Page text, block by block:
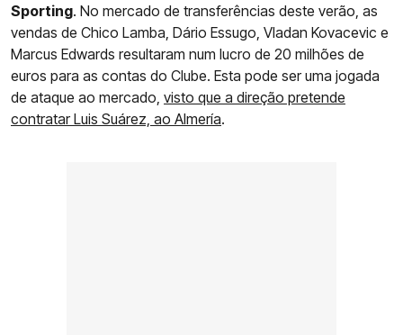
Sporting. No mercado de transferências deste verão, as
vendas de Chico Lamba, Dário Essugo, Vladan Kovacevic e
Marcus Edwards resultaram num lucro de 20 milhões de
euros para as contas do Clube. Esta pode ser uma jogada
de ataque ao mercado, visto que a direção pretende
contratar Luis Suárez, ao Almería.